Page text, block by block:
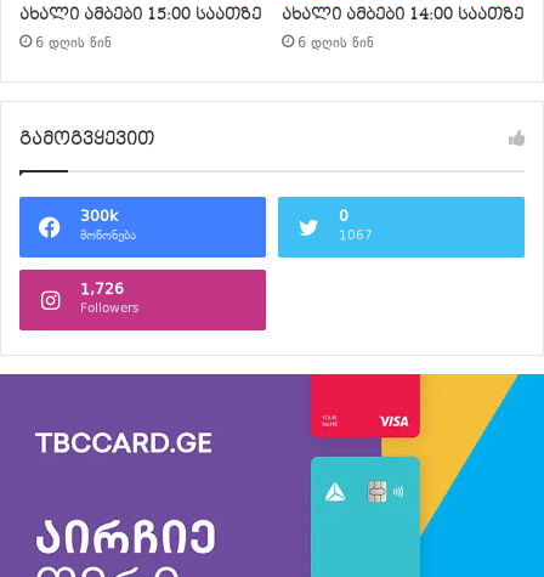
ახალი ამბები 15:00 საათზე
6 დღის წინ
ახალი ამბები 14:00 საათზე
6 დღის წინ
გამოგვყევით
300k
მოწონება
0
1067
1,726
Followers